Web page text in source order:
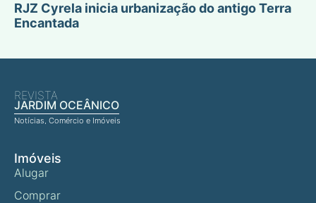
RJZ Cyrela inicia urbanização do antigo Terra
Encantada
REVISTA
JARDIM OCEÂNICO
Notícias, Comércio e Imóveis
Imóveis
Alugar
Comprar